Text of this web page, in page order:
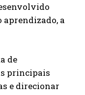
a
de
principais
e direcionar